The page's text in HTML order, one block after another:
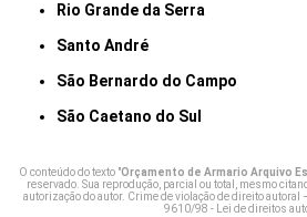
Rio Grande da Serra
Santo André
São Bernardo do Campo
São Caetano do Sul
O conteúdo do texto "Orçamento de Armario Arquivo
reservado. Sua reprodução, parcial ou total, mesmo
autorização do autor. Crime de violação de direito autoral
9610/98 - Lei de direitos